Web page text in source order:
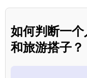
如何判断一
和旅游搭子？